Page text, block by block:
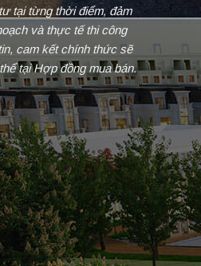
tại từng thời điểm, đảm
và thực tế thi công
cam kết chính thức sẽ
tại Hợp đồng mua bán.